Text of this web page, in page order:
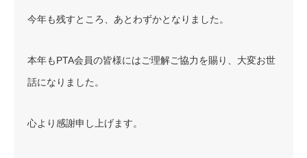
今年も残すところ、あとわずかとなりました。
本年もPTA会員の皆様にはご理解ご協力を賜り、大変お世
話になりました。
心より感謝申し上げます。